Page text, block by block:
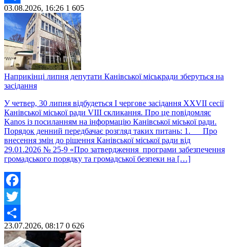
Share
03.08.2026, 16:26 1 605
Наприкінці липня депутати Канівської міськради зберуться на
засідання
У четвер, 30 липня відбудеться І чергове засідання ХХVІІ сесії
Канівської міської ради VІІІ скликання. Про це повідомляє
Kanos із посиланням на інформацію Канівської міської ради.
Порядок денний передбачає розгляд таких питань: 1. Про
внесення змін до рішення Канівської міської ради від
29.01.2026 № 25-9 «Про затвердження програми забезпечення
громадського порядку та громадської безпеки на […]
Facebook
Twitter
Share
23.07.2026, 08:17 0 626